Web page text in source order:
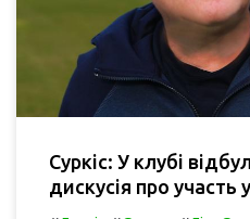
Суркіс: У клубі
дискусія про участь